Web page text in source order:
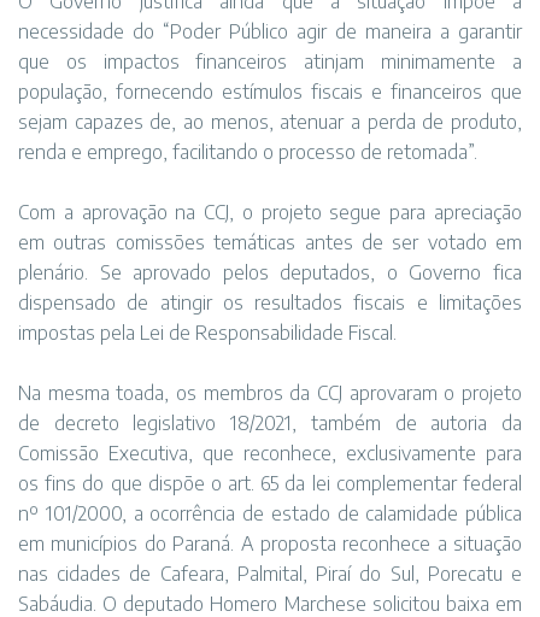
necessidade do “Poder Público agir de maneira a garantir
que os impactos financeiros atinjam minimamente a
população, fornecendo estímulos fiscais e financeiros que
sejam capazes de, ao menos, atenuar a perda de produto,
renda e emprego, facilitando o processo de retomada”.
Com a aprovação na CCJ, o projeto segue para apreciação
em outras comissões temáticas antes de ser votado em
plenário. Se aprovado pelos deputados, o Governo fica
dispensado de atingir os resultados fiscais e limitações
impostas pela Lei de Responsabilidade Fiscal.
Na mesma toada, os membros da CCJ aprovaram o projeto
de decreto legislativo 18/2021, também de autoria da
Comissão Executiva, que reconhece, exclusivamente para
os fins do que dispõe o art. 65 da lei complementar federal
nº 101/2000, a ocorrência de estado de calamidade pública
em municípios do Paraná. A proposta reconhece a situação
nas cidades de Cafeara, Palmital, Piraí do Sul, Porecatu e
Sabáudia. O deputado Homero Marchese solicitou baixa em